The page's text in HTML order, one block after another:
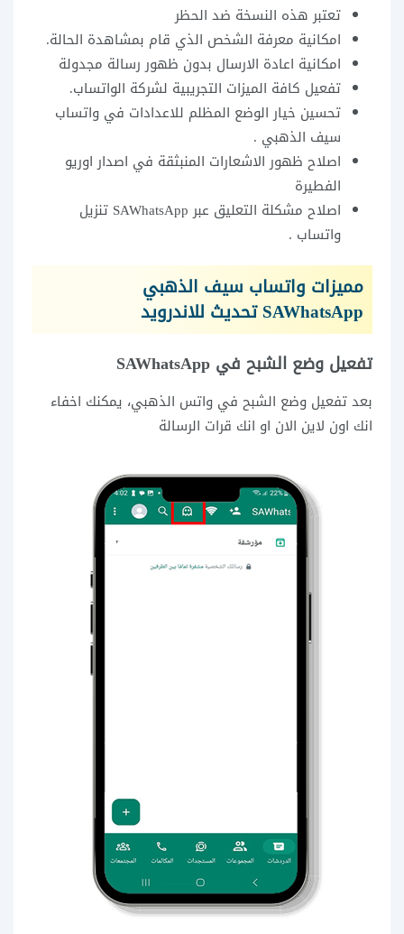
تعتبر هذه النسخة ضد الحظر
امكانية معرفة الشخص الذي قام بمشاهدة الحالة.
امكانية اعادة الارسال بدون ظهور رسالة مجدولة
تفعيل كافة الميزات التجريبية لشركة الواتساب.
تحسين خيار الوضع المظلم للاعدادات في واتساب
سيف الذهبي .
اصلاح ظهور الاشعارات المنبثقة في اصدار اوريو
الفطيرة
اصلاح مشكلة التعليق عبر SAWhatsApp تنزيل
واتساب .
مميزات واتساب سيف الذهبي
SAWhatsApp تحديث للاندرويد
تفعيل وضع الشبح في SAWhatsApp
بعد تفعيل وضع الشبح في واتس الذهبي، يمكنك اخفاء
انك اون لاين الان او انك قرات الرسالة